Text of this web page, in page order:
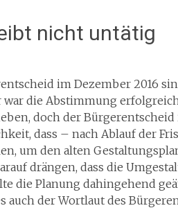
nicht untätig
im Dezember 2016
war die Abstimmung
doch der Bürgerentscheid
dass – nach Ablauf der
um den alten
drängen, dass die
die Planung dahingehend
auch der Wortlaut des